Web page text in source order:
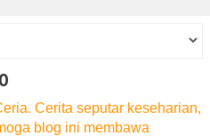
Cerita seputar keseharian,
blog ini membawa